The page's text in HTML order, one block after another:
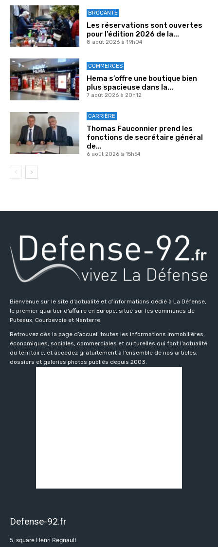
BROCANTE
Les réservations sont ouvertes
pour l’édition 2026 de la...
8 août 2026 à 19h04
COMMERCES
Hema s’offre une boutique bien
plus spacieuse dans la...
7 août 2026 à 20h12
CARRIÈRE
Thomas Fauconnier prend les
fonctions de secrétaire général
de...
6 août 2026 à 15h54
Bienvenue sur le site d’actualité et d’informations dédié à La Défense,
le premier quartier d’affaire en Europe, situé sur les communes de
Puteaux, Courbevoie et Nanterre.
Retrouvez dès la page d’accueil toutes les informations immobilières,
économiques, sociales, commerciales et culturelles qui font l’actualité
du territoire, et accédez gratuitement à l’ensemble de nos articles,
dossiers et galeries photos publiés depuis 2003.
Defense-92.fr
5, square Henri Regnault